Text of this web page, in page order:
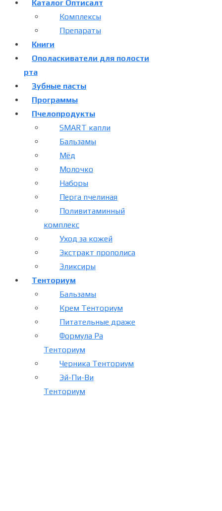
Каталог Оптисалт
Комплексы
Препараты
Книги
Ополаскиватели для полости
рта
Зубные пасты
Программы
Пчелопродукты
SMART капли
Бальзамы
Мёд
Молочко
Наборы
Перга пчелиная
Поливитаминный
комплекс
Уход за кожей
Экстракт прополиса
Эликсиры
Тенториум
Бальзамы
Крем Тенториум
Питательные драже
Формула Ра
Тенториум
Черника Тенториум
Эй-Пи-Ви
Тенториум